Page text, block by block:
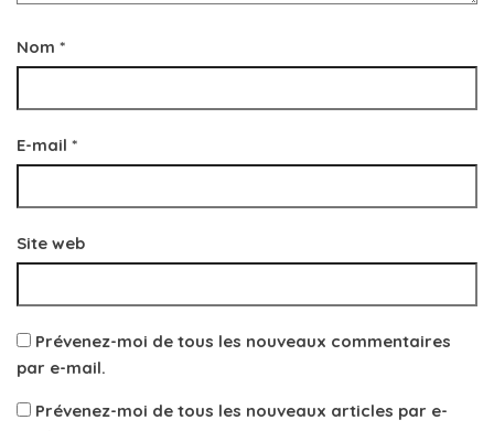
Nom *
E-mail *
Site web
Prévenez-moi de tous les nouveaux commentaires
par e-mail.
Prévenez-moi de tous les nouveaux articles par e-